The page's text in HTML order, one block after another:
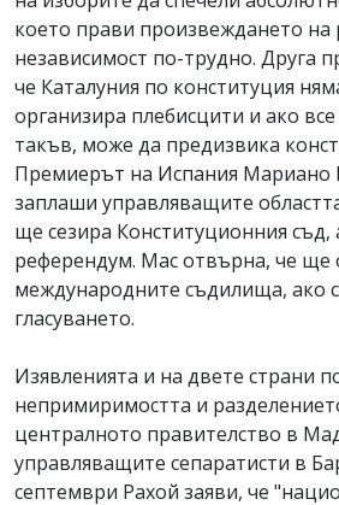
което прави произвеждането на
независимост по-трудно. Друга
че Каталуния по конституция
организира плебисцити и ако
такъв, може да предизвика
Премиерът на Испания Мариано
заплаши управляващите
ще сезира Конституционния
референдум. Мас отвърна, че ще
международните съдилища, ако
гласуването.
Изявленията и на двете страни
непримиримостта и
централното правителство в
управляващите сепаратисти в
септември Рахой заяви, че